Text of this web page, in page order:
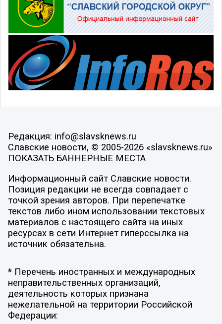
Редакция: info@slavsknews.ru
Славские новости, © 2005-2026 «slavsknews.ru»
ПОКАЗАТЬ БАННЕРНЫЕ МЕСТА
Информационный сайт Славские новости.
Позиция редакции не всегда совпадает с
точкой зрения авторов. При перепечатке
текстов либо ином использовании текстовых
материалов с настоящего сайта на иных
ресурсах в сети Интернет гиперссылка на
источник обязательна.
* Перечень иностранных и международных
неправительственных организаций,
деятельность которых признана
нежелательной на территории Российской
Федерации: